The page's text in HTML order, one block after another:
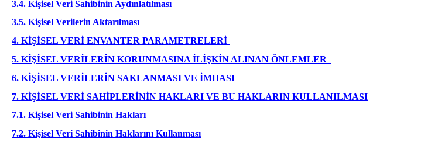
3.4. Kişisel Veri Sahibinin Aydınlatılması
3.5. Kişisel Verilerin Aktarılması
4. KİŞİSEL VERİ ENVANTER PARAMETRELERİ
5. KİŞİSEL VERİLERİN KORUNMASINA İLİŞKİN ALINAN ÖNLEMLER
6. KİŞİSEL VERİLERİN SAKLANMASI VE İMHASI
7. KİŞİSEL VERİ SAHİPLERİNİN HAKLARI VE BU HAKLARIN KULLANILMASI
7.1. Kişisel Veri Sahibinin Hakları
7.2. Kişisel Veri Sahibinin Haklarını Kullanması